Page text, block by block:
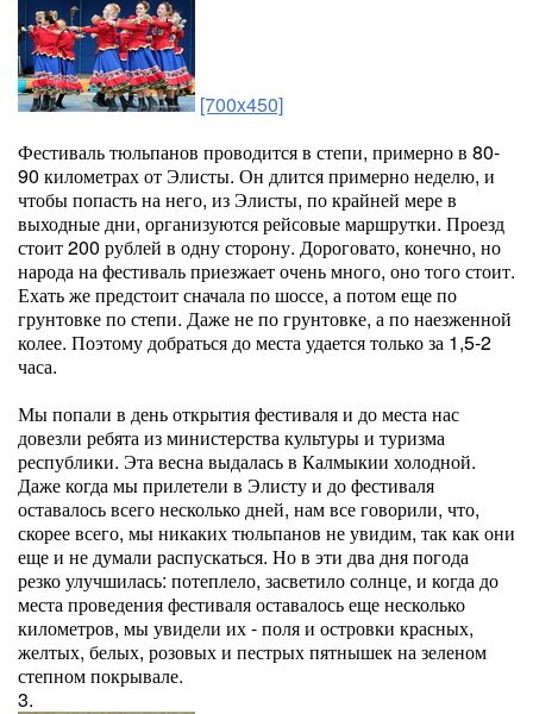
[700x450]
Фестиваль тюльпанов проводится в степи, примерно в 80-
90 километрах от Элисты. Он длится примерно неделю, и
чтобы попасть на него, из Элисты, по крайней мере в
выходные дни, организуются рейсовые маршрутки. Проезд
стоит 200 рублей в одну сторону. Дороговато, конечно, но
народа на фестиваль приезжает очень много, оно того стоит.
Ехать же предстоит сначала по шоссе, а потом еще по
грунтовке по степи. Даже не по грунтовке, а по наезженной
колее. Поэтому добраться до места удается только за 1,5-2
часа.
Мы попали в день открытия фестиваля и до места нас
довезли ребята из министерства культуры и туризма
республики. Эта весна выдалась в Калмыкии холодной.
Даже когда мы прилетели в Элисту и до фестиваля
оставалось всего несколько дней, нам все говорили, что,
скорее всего, мы никаких тюльпанов не увидим, так как они
еще и не думали распускаться. Но в эти два дня погода
резко улучшилась: потеплело, засветило солнце, и когда до
места проведения фестиваля оставалось еще несколько
километров, мы увидели их - поля и островки красных,
желтых, белых, розовых и пестрых пятнышек на зеленом
степном покрывале.
3.